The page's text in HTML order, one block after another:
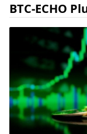
BTC-ECHO